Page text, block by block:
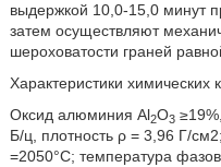
выдержкой 10,0-15,0 минут
затем осуществляют
шероховатости граней
Характеристики химических
Оксид алюминия Аl2O3
Б/ц, плотность ρ = 3,96 Г/
=2050°С; температура